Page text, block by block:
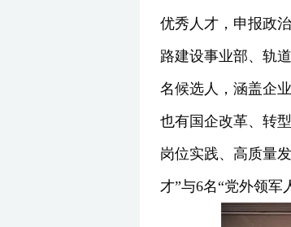
优秀人才，申报政
路建设事业部、轨
名候选人，涵盖企
也有国企改革、转
岗位实践、高质量
才”与6名“党外领军